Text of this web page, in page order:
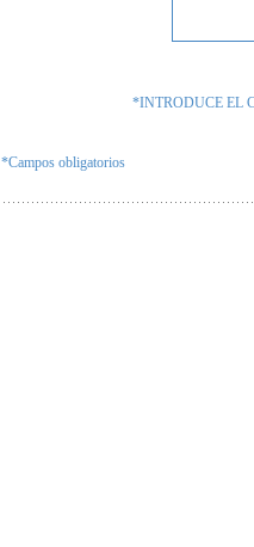
*INTRODUCE EL
*Campos obligatorios